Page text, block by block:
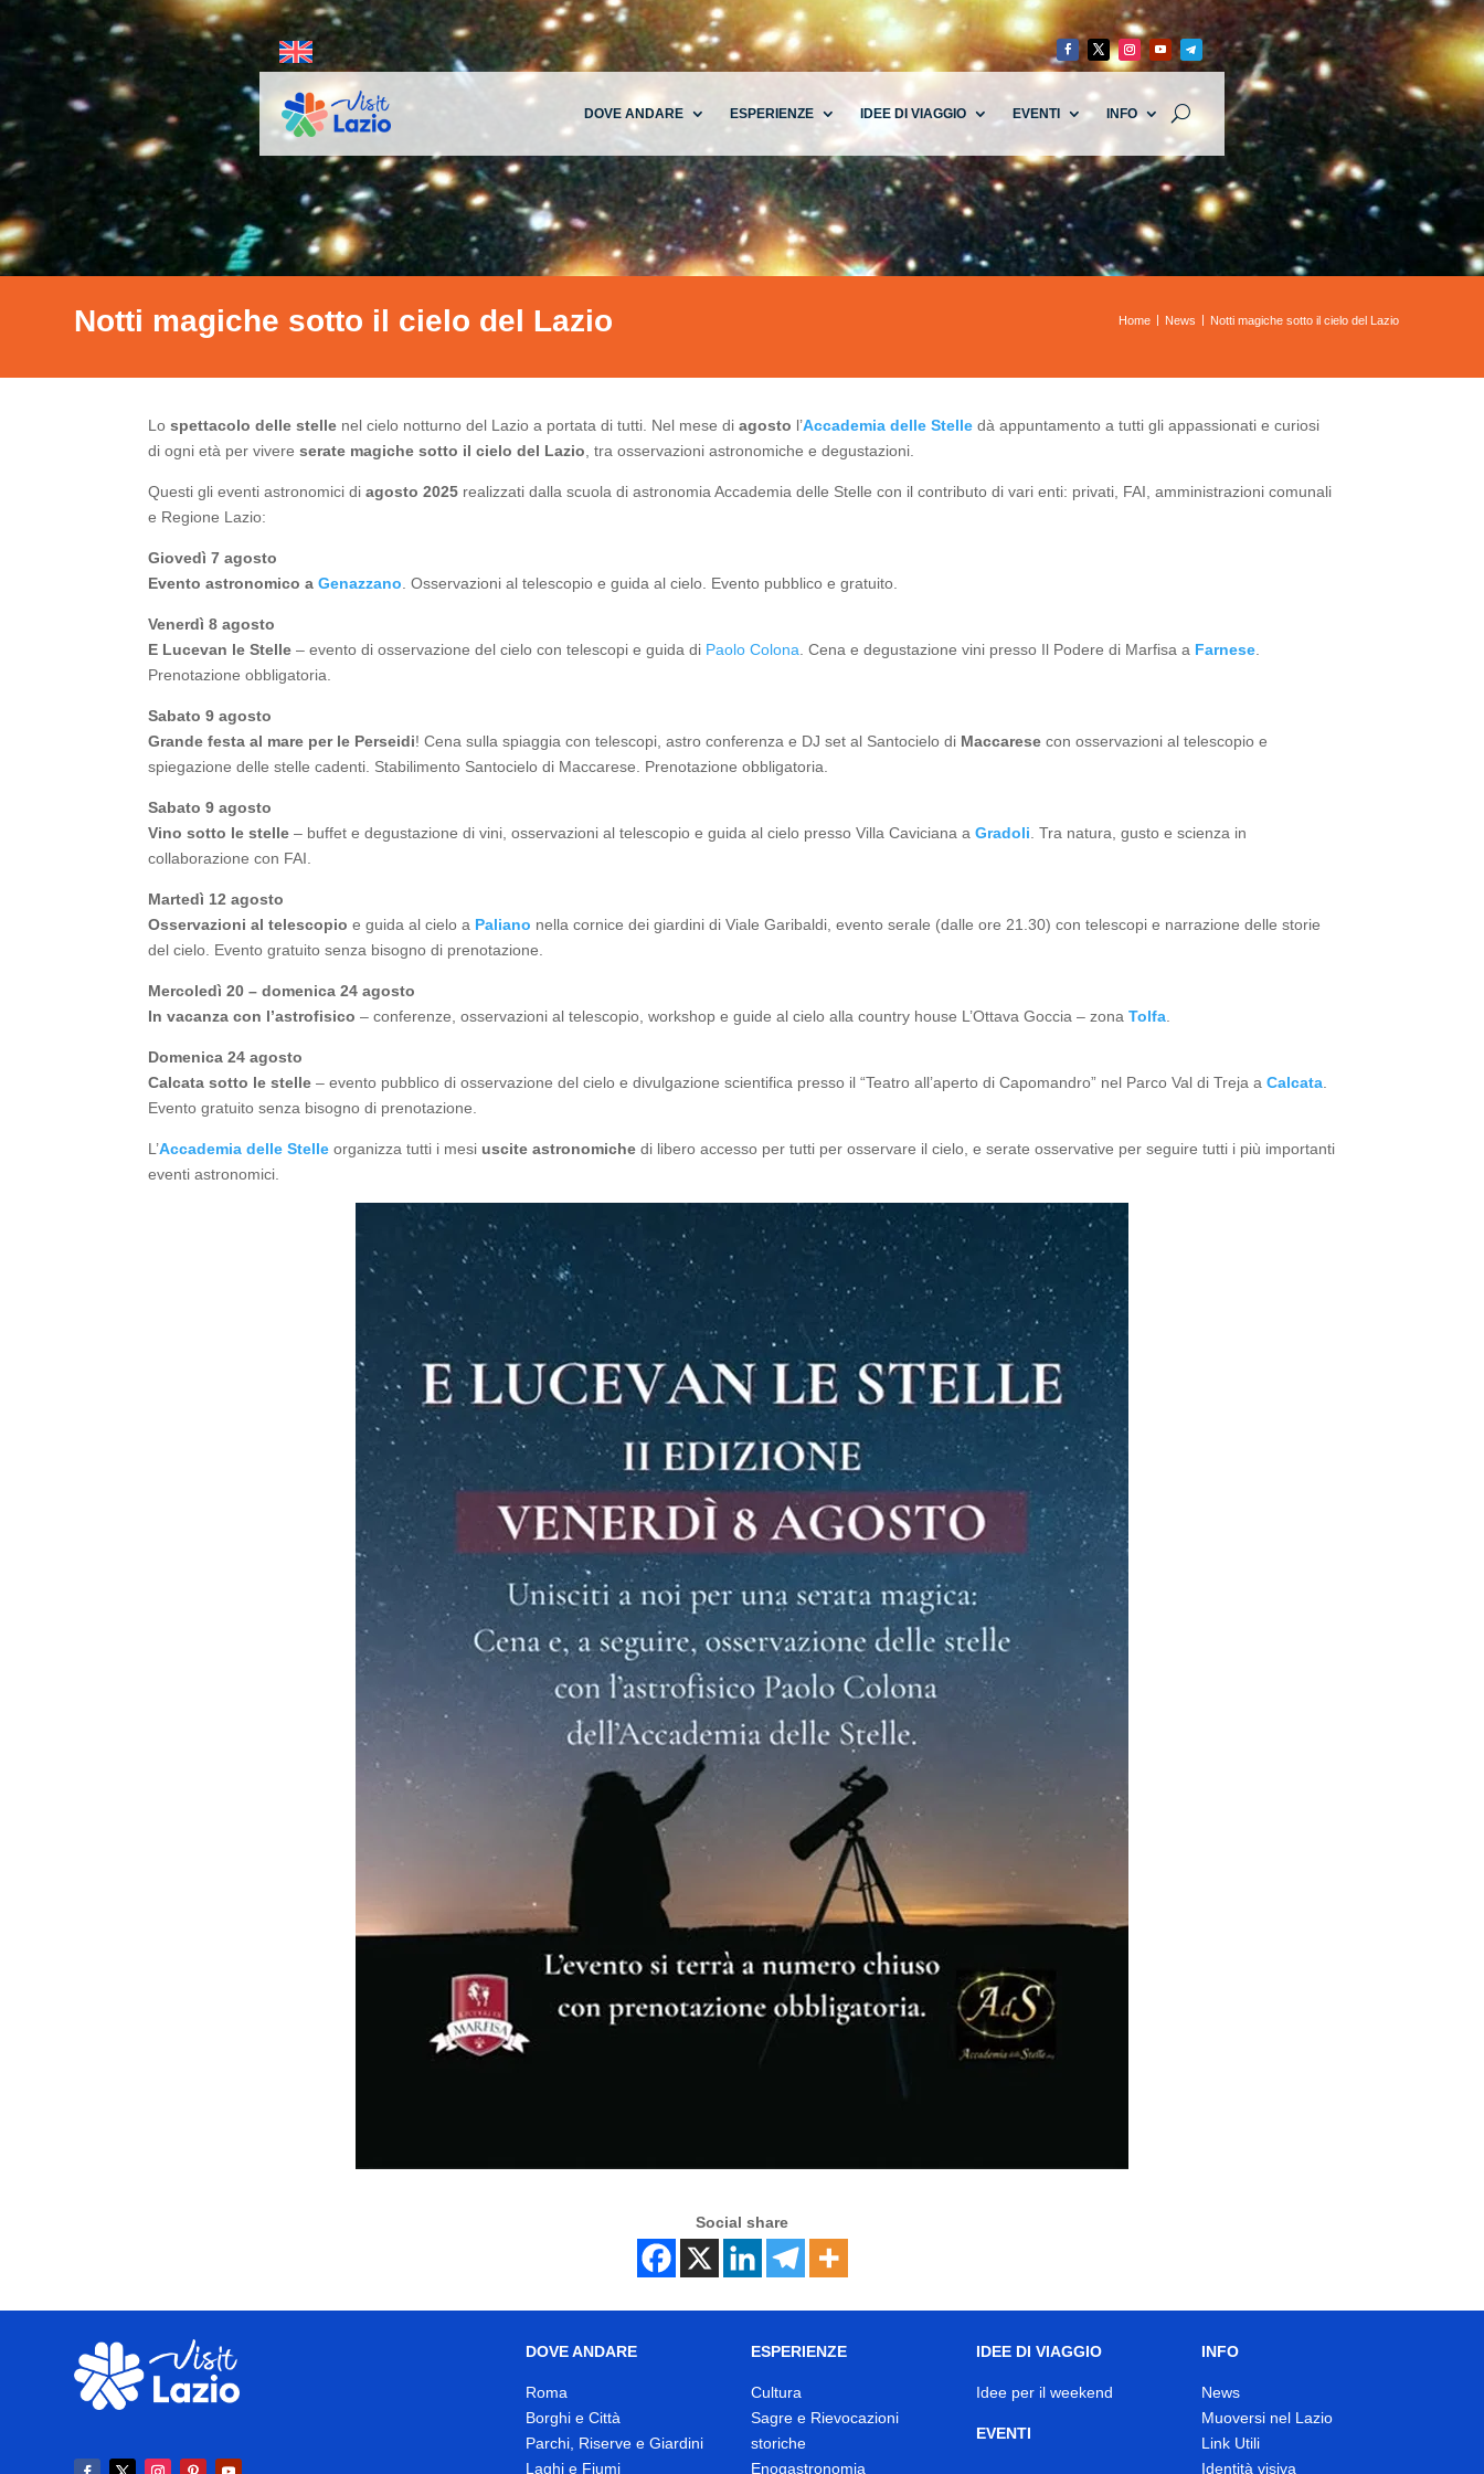
DOVE ANDARE ESPERIENZE IDEE DI VIAGGIO EVENTI INFO
Notti magiche sotto il cielo del Lazio Home News Notti magiche sotto il cielo del Lazio
Lospettacolo delle stelle nel cielo notturno del Lazio a portata di tutti. Nel mese diagosto l’Accademia delle Stelle dà appuntamento a tutti gli appassionati e curiosi
di ogni età per vivereserate magiche sotto il cielo del Lazio , tra osservazioni astronomiche e degustazioni.
Questi gli eventi astronomici diagosto 2025 realizzati dalla scuola di astronomia Accademia delle Stelle con il contributo di vari enti: privati, FAI, amministrazioni comunali
e Regione Lazio:
Giovedì 7 agosto
Evento astronomico a Genazzano . Osservazioni al telescopio e guida al cielo. Evento pubblico e gratuito.
Venerdì 8 agosto
E Lucevan le Stelle – evento di osservazione del cielo con telescopi e guida di Paolo Colona . Cena e degustazione vini presso Il Podere di Marfisa a Farnese
Prenotazione obbligatoria.
Sabato 9 agosto
Grande festa al mare per le Perseidi! Cena sulla spiaggia con telescopi, astro conferenza e DJ set al Santocielo di Maccarese con osservazioni al telescopio e
spiegazione delle stelle cadenti. Stabilimento Santocielo di Maccarese. Prenotazione obbligatoria.
Sabato 9 agosto
Vino sotto le stelle – buffet e degustazione di vini, osservazioni al telescopio e guida al cielo presso Villa Caviciana a Gradoli . Tra natura, gusto e scienza in
collaborazione con FAI.
Martedì 12 agosto
Osservazioni al telescopio e guida al cielo a Paliano nella cornice dei giardini di Viale Garibaldi, evento serale (dalle ore 21.30) con telescopi e narrazione delle storie
del cielo. Evento gratuito senza bisogno di prenotazione.
Mercoledì 20 – domenica 24 agosto
In vacanza con l’astrofisico – conferenze, osservazioni al telescopio, workshop e guide al cielo alla country house L’Ottava Goccia – zonaTolfa
Domenica 24 agosto
Calcata sotto le stelle – evento pubblico di osservazione del cielo e divulgazione scientifica presso il “Teatro all’aperto di Capomandro” nel Parco Val di Treja aCalcata
Evento gratuito senza bisogno di prenotazione.
L’Accademia delle Stelle organizza tutti i mesi uscite astronomichedi libero accesso per tutti per osservare il cielo, e serate osservative per seguire tutti i più importanti
eventi astronomici.
Social share
DOVE ANDARE
Roma
Borghi e Città
Parchi, Riserve e Giardini
Laghi e Fiumi
ESPERIENZE
Cultura
Sagre e Rievocazioni
storiche
Enogastronomia
IDEE DI VIAGGIO
Idee per il weekend
EVENTI
INFO
News
Muoversi nel Lazio
Link Utili
Identità visiva